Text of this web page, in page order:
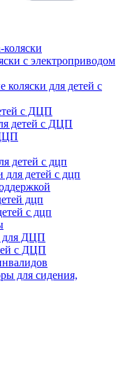
коляски
с электроприводом
для детей с
с ДЦП
детей с ДЦП
детей с дцп
детей с дцп
дцп
с дцп
для ДЦП
с ДЦП
для сидения,